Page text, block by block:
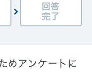
回答
完了
めアンケートに